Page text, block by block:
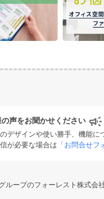
の声をお聞かせください
デザインや使い勝手、機能に
が必要な場合は 「お問合せフ
ループのフォーレスト株式会